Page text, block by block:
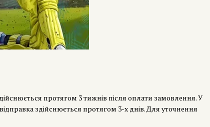
протягом 3 тижнів після оплати замовлення. У
здійснюється протягом 3-х днів. Для уточнення